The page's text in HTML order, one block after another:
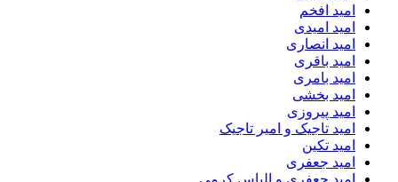
امید افخم
امید امیدی
امید انصاری
امید باقری
امید بامری
امید بخشی
امید پیروزی
امید تاجیک و امیر تاجیک
امید تکین
امید جعفری